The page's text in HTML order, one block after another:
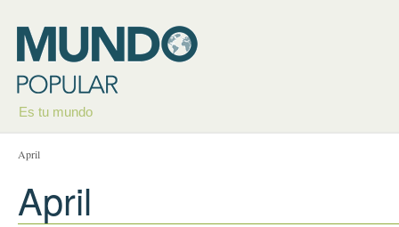
Es tu mundo
April
April